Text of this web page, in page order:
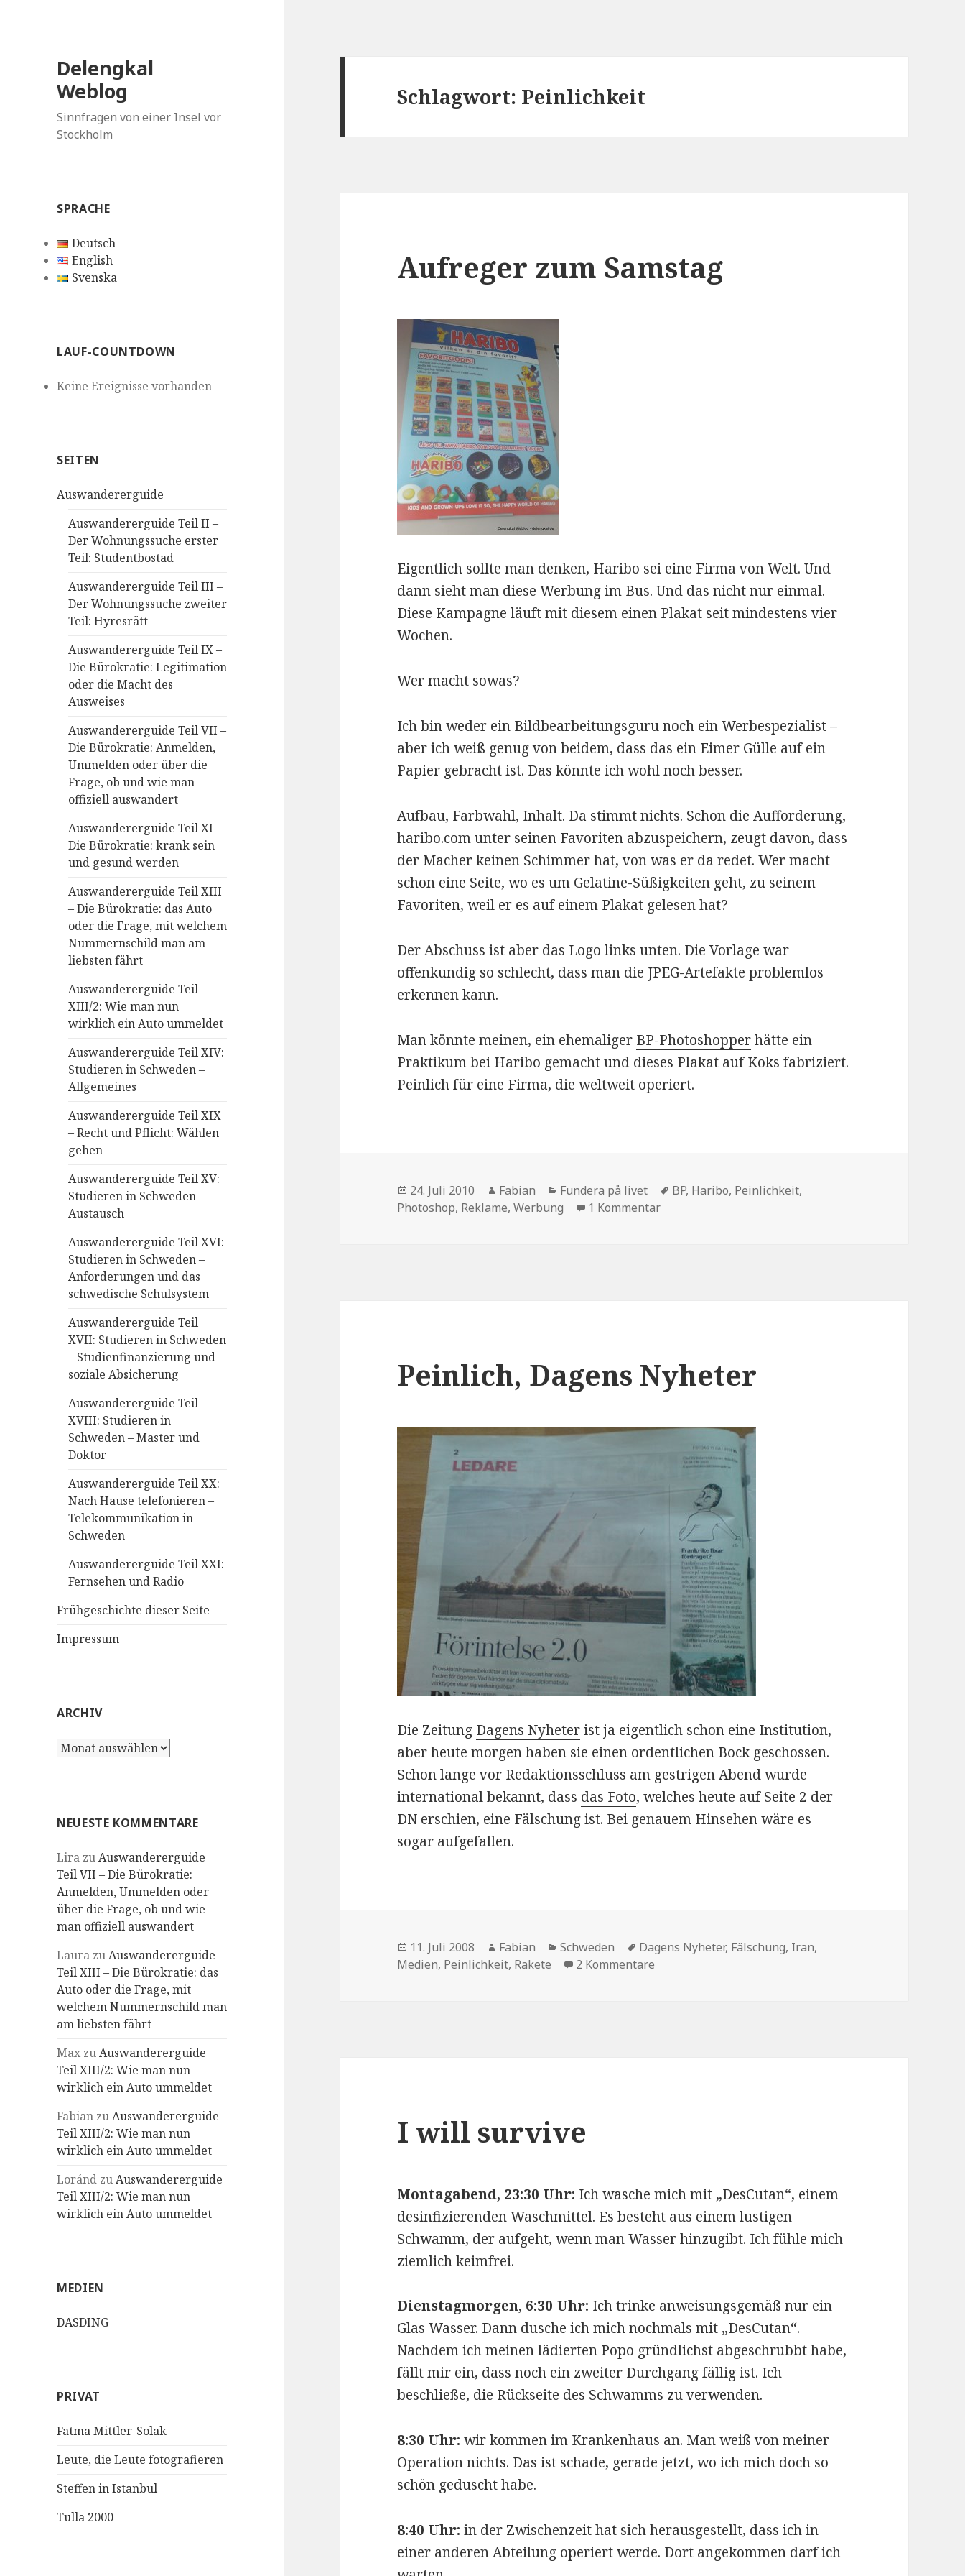
Delengkal
Weblog
Sinnfragen von einer Insel vor
Stockholm
SPRACHE
Deutsch
English
Svenska
LAUF-COUNTDOWN
Keine Ereignisse vorhanden
SEITEN
Auswandererguide
Auswandererguide Teil II –
Der Wohnungssuche erster
Teil: Studentbostad
Auswandererguide Teil III –
Der Wohnungssuche zweiter
Teil: Hyresrätt
Auswandererguide Teil IX –
Die Bürokratie: Legitimation
oder die Macht des
Ausweises
Auswandererguide Teil VII –
Die Bürokratie: Anmelden,
Ummelden oder über die
Frage, ob und wie man
offiziell auswandert
Auswandererguide Teil XI –
Die Bürokratie: krank sein
und gesund werden
Auswandererguide Teil XIII
– Die Bürokratie: das Auto
oder die Frage, mit welchem
Nummernschild man am
liebsten fährt
Auswandererguide Teil
XIII/2: Wie man nun
wirklich ein Auto ummeldet
Auswandererguide Teil XIV:
Studieren in Schweden –
Allgemeines
Auswandererguide Teil XIX
– Recht und Pflicht: Wählen
gehen
Auswandererguide Teil XV:
Studieren in Schweden –
Austausch
Auswandererguide Teil XVI:
Studieren in Schweden –
Anforderungen und das
schwedische Schulsystem
Auswandererguide Teil
XVII: Studieren in Schweden
– Studienfinanzierung und
soziale Absicherung
Auswandererguide Teil
XVIII: Studieren in
Schweden – Master und
Doktor
Auswandererguide Teil XX:
Nach Hause telefonieren –
Telekommunikation in
Schweden
Auswandererguide Teil XXI:
Fernsehen und Radio
Frühgeschichte dieser Seite
Impressum
ARCHIV
Archiv
NEUESTE KOMMENTARE
Lira zuAuswandererguide
Teil VII – Die Bürokratie:
Anmelden, Ummelden oder
über die Frage, ob und wie
man offiziell auswandert
Laura zuAuswandererguide
Teil XIII – Die Bürokratie: das
Auto oder die Frage, mit
welchem Nummernschild man
am liebsten fährt
Max zuAuswandererguide
Teil XIII/2: Wie man nun
wirklich ein Auto ummeldet
Fabian zuAuswandererguide
Teil XIII/2: Wie man nun
wirklich ein Auto ummeldet
Loránd zuAuswandererguide
Teil XIII/2: Wie man nun
wirklich ein Auto ummeldet
MEDIEN
DASDING
PRIVAT
Fatma Mittler-Solak
Leute, die Leute fotografieren
Steffen in Istanbul
Tulla 2000
Schlagwort: Peinlichkeit
Aufreger zum Samstag
Eigentlich sollte man denken, Haribo sei eine Firma von Welt. Und
dann sieht man diese Werbung im Bus. Und das nicht nur einmal.
Diese Kampagne läuft mit diesem einen Plakat seit mindestens vier
Wochen.
Wer macht sowas?
Ich bin weder ein Bildbearbeitungsguru noch ein Werbespezialist –
aber ich weiß genug von beidem, dass das ein Eimer Gülle auf ein
Papier gebracht ist. Das könnte ich wohl noch besser.
Aufbau, Farbwahl, Inhalt. Da stimmt nichts. Schon die Aufforderung,
haribo.com unter seinen Favoriten abzuspeichern, zeugt davon, dass
der Macher keinen Schimmer hat, von was er da redet. Wer macht
schon eine Seite, wo es um Gelatine-Süßigkeiten geht, zu seinem
Favoriten, weil er es auf einem Plakat gelesen hat?
Der Abschuss ist aber das Logo links unten. Die Vorlage war
offenkundig so schlecht, dass man die JPEG-Artefakte problemlos
erkennen kann.
Man könnte meinen, ein ehemaliger BP-Photoshopperhätte ein
Praktikum bei Haribo gemacht und dieses Plakat auf Koks fabriziert.
Peinlich für eine Firma, die weltweit operiert.
Veröffentlicht
am
24. Juli 2010 Autor
Fabian Kategorien
Fundera på livet Schlagwörter
BP, Haribo, Peinlichkeit,
Photoshop, Reklame,Werbung 1 Kommentarzu Aufreger zum Samstag
Peinlich, Dagens Nyheter
Die Zeitung Dagens Nyheterist ja eigentlich schon eine Institution,
aber heute morgen haben sie einen ordentlichen Bock geschossen.
Schon lange vor Redaktionsschluss am gestrigen Abend wurde
international bekannt, dass das Foto, welches heute auf Seite 2 der
DN erschien, eine Fälschung ist. Bei genauem Hinsehen wäre es
sogar aufgefallen.
Veröffentlicht
am
11. Juli 2008 Autor
Fabian Kategorien
Schweden Schlagwörter
Dagens Nyheter, Fälschung, Iran,
Medien, Peinlichkeit, Rakete 2 Kommentare
I will survive
Montagabend, 23:30 Uhr: Ich wasche mich mit „DesCutan“, einem
desinfizierenden Waschmittel. Es besteht aus einem lustigen
Schwamm, der aufgeht, wenn man Wasser hinzugibt. Ich fühle mich
ziemlich keimfrei.
Dienstagmorgen, 6:30 Uhr: Ich trinke anweisungsgemäß nur ein
Glas Wasser. Dann dusche ich mich nochmals mit „DesCutan“.
Nachdem ich meinen lädierten Popo gründlichst abgeschrubbt habe,
fällt mir ein, dass noch ein zweiter Durchgang fällig ist. Ich
beschließe, die Rückseite des Schwamms zu verwenden.
8:30 Uhr: wir kommen im Krankenhaus an. Man weiß von meiner
Operation nichts. Das ist schade, gerade jetzt, wo ich mich doch so
schön geduscht habe.
8:40 Uhr: in der Zwischenzeit hat sich herausgestellt, dass ich in
einer anderen Abteilung operiert werde. Dort angekommen darf ich